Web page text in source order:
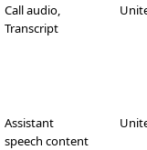
Call audio,
Transcript
Assistant
speech content